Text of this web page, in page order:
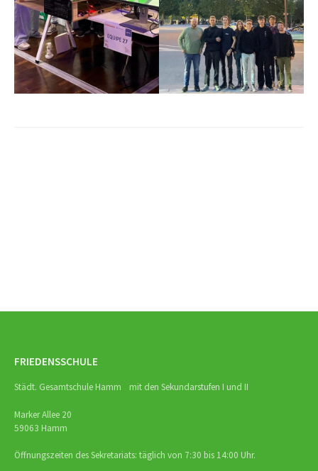
FRIEDENSSCHULE
Städt. Gesamtschule Hamm mit den Sekundarstufen I und II
Marker Allee 20
59063 Hamm
Öffnungszeiten des Sekretariats: täglich von 7:30 bis 14:00 Uhr.